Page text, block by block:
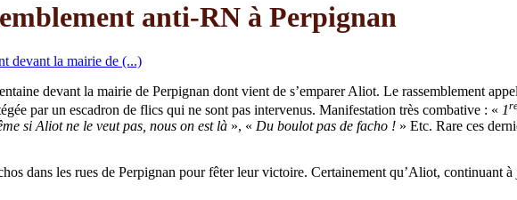
anti-RN à Perpignan
devant la mairie de Perpignan dont vient de s’emparer Aliot. Le rassemblement
par un escadron de flics qui ne sont pas intervenus. Manifestation très combative : « 1re
si Aliot ne le veut pas, nous on est là », « Du boulot pas de facho ! » Etc. Rare ces
dans les rues de Perpignan pour fêter leur victoire. Certainement qu’Aliot, continuant